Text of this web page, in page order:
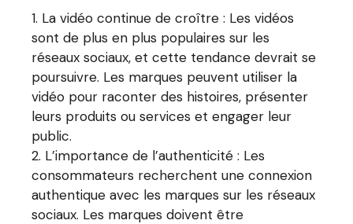
La vidéo continue de croître : Les vidéos
sont de plus en plus populaires sur les
réseaux sociaux, et cette tendance devrait se
poursuivre. Les marques peuvent utiliser la
vidéo pour raconter des histoires, présenter
leurs produits ou services et engager leur
public.
L’importance de l’authenticité : Les
consommateurs recherchent une connexion
authentique avec les marques sur les réseaux
sociaux. Les marques doivent être